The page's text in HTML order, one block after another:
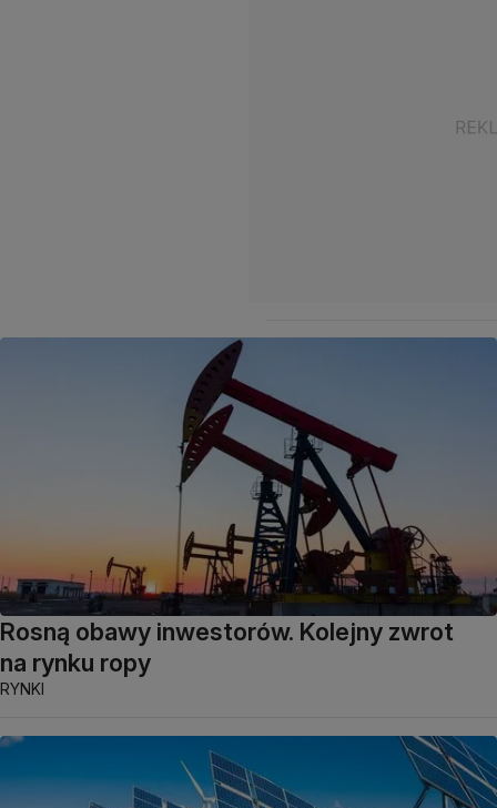
Rosną obawy inwestorów. Kolejny zwrot
na rynku ropy
RYNKI